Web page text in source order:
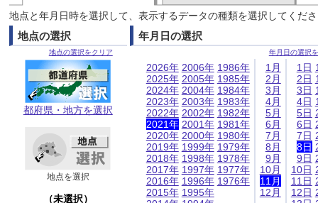
地点と年月日時を選択して、表示するデータの種類を選択してくだ
地点の選択
地点の選択をクリア
都府県・地方を選択
地点を選択
（未選択）
年月日の選択
年月日の選択
2026年
2025年
2024年
2023年
2022年
2021年
2020年
2019年
2018年
2017年
2016年
2015年
2006年
2005年
2004年
2003年
2002年
2001年
2000年
1999年
1998年
1997年
1996年
1995年
1986年
1985年
1984年
1983年
1982年
1981年
1980年
1979年
1978年
1977年
1976年
1月
2月
3月
4月
5月
6月
7月
8月
9月
10月
11月
12月
1日
2日
3日
4日
5日
6日
7日
8日
9日
10日
11日
12日